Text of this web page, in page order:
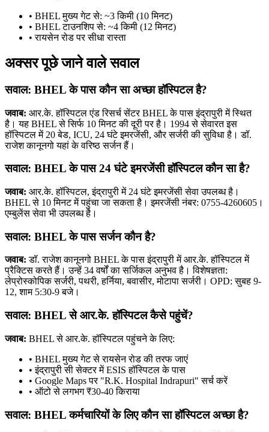
• BHEL मुख्य गेट से: ~3 किमी (10 मिनट)
• BHEL टाउनशिप से: ~4 किमी (12 मिनट)
• रायसेन रोड पर सीधा रास्ता
अक्सर पूछे जाने वाले सवाल
सवाल: BHEL के पास कौन सा अच्छा हॉस्पिटल है?
जवाब: आर.के. हॉस्पिटल एंड रिसर्च सेंटर BHEL के पास इंद्रापुरी में स्थित
है। यह BHEL से सिर्फ 10 मिनट की दूरी पर है। 1994 से सेवारत इस
हॉस्पिटल में 20 बेड, ICU, 24 घंटे इमरजेंसी, और सर्जरी की सुविधा है। डॉ.
राजेश कानूनगो यहां के वरिष्ठ सर्जन हैं।
सवाल: BHEL के पास 24 घंटे इमरजेंसी हॉस्पिटल कौन सा है?
जवाब: आर.के. हॉस्पिटल, इंद्रापुरी में 24 घंटे इमरजेंसी सेवा उपलब्ध है।
BHEL से 10 मिनट में पहुंचा जा सकता है। इमरजेंसी नंबर: 0755-4260605।
एम्बुलेंस सेवा भी उपलब्ध है।
सवाल: BHEL के पास सर्जन कौन है?
जवाब: डॉ. राजेश कानूनगो BHEL के पास इंद्रापुरी में आर.के. हॉस्पिटल में
प्रैक्टिस करते हैं। उन्हें 34 वर्षों का सर्जिकल अनुभव है। विशेषज्ञता:
लेप्रोस्कोपिक सर्जरी, पथरी, हर्निया, बवासीर, मोटापा सर्जरी। OPD: सुबह 9-
12, शाम 5:30-9 बजे।
सवाल: BHEL से आर.के. हॉस्पिटल कैसे पहुंचें?
जवाब: BHEL से आर.के. हॉस्पिटल पहुंचने के लिए:
• BHEL मुख्य गेट से रायसेन रोड की तरफ जाएं
• इंद्रापुरी सी सेक्टर में ESIS हॉस्पिटल के पास
• Google Maps पर "R.K. Hospital Indrapuri" सर्च करें
• ऑटो से लगभग ₹30-40 किराया
सवाल: BHEL कर्मचारियों के लिए कौन सा हॉस्पिटल अच्छा है?